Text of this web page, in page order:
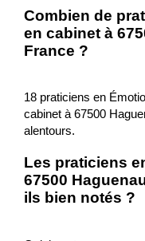
Combien de
en cabinet à
France ?
18 praticiens en
cabinet à 67500
alentours.
Les praticiens
67500
ils bien notés ?